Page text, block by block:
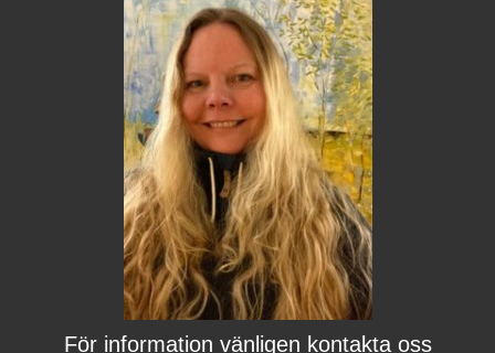
För information vänligen kontakta oss